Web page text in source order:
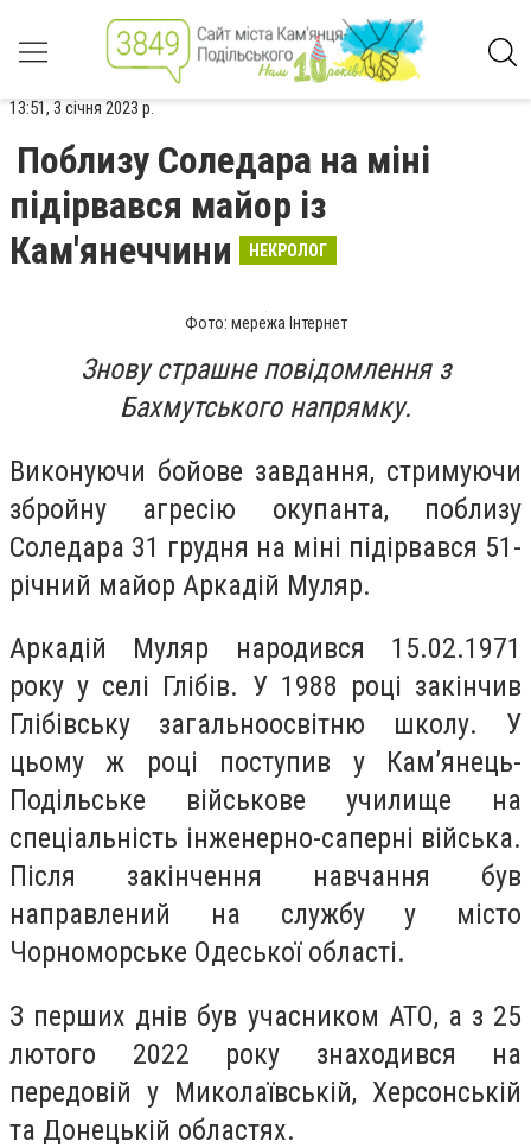
13:51, 3 січня 2023 р.
Поблизу Соледара на міні
підірвався майор із
Кам'янеччини
НЕКРОЛОГ
Фото: мережа Інтернет
Знову страшне повідомлення з
Бахмутського напрямку.
Виконуючи бойове завдання, стримуючи
збройну агресію окупанта, поблизу
Соледара 31 грудня на міні підірвався 51-
річний майор Аркадій Муляр.
Аркадій Муляр народився 15.02.1971
року у селі Глібів. У 1988 році закінчив
Глібівську загальноосвітню школу. У
цьому ж році поступив у Кам’янець-
Подільське військове училище на
спеціальність інженерно-саперні війська.
Після закінчення навчання був
направлений на службу у місто
Чорноморське Одеської області.
З перших днів був учасником АТО, а з 25
лютого 2022 року знаходився на
передовій у Миколаївській, Херсонській
та Донецькій областях.